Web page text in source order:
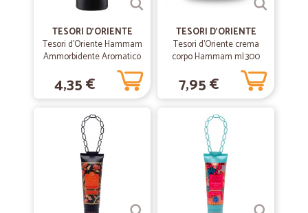
18/06/2020
—Mariarosa C.
Lo sceglierei nuovamente sia dal punto…
Lo sceglierei nuovamente sia dal punto di vista economico che
puntuale
Molto soddisfatta dei miei acquisti
Molto soddisfatta dei miei acquisti. Servizio rapido e puntuale. Vasto
assortimento di prodotti.
24/08/2019
— Roberto B.
TESORI D'ORIENTE
Tesori d'Oriente Hammam
Ammorbidente Aromatico
Argan e Fiori d'Arancio 760
ml
4,35 €
TESORI D'ORIENTE
Tesori d'Oriente crema
corpo Hammam ml.300
7,95 €